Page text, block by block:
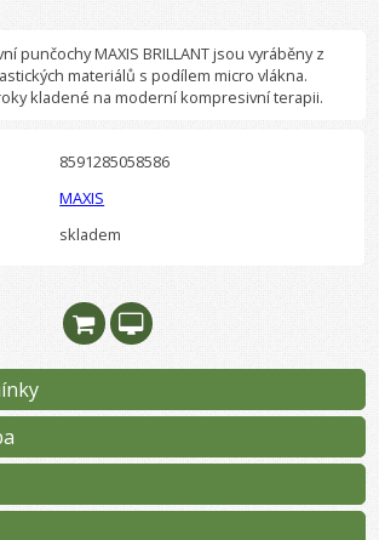
punčochy MAXIS BRILLANT jsou vyráběny z
materiálů s podílem micro vlákna.
kladené na moderní kompresivní terapii.
8591285058586
MAXIS
skladem